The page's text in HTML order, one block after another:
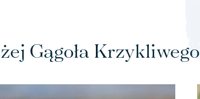
Gągoła Krzykliwego